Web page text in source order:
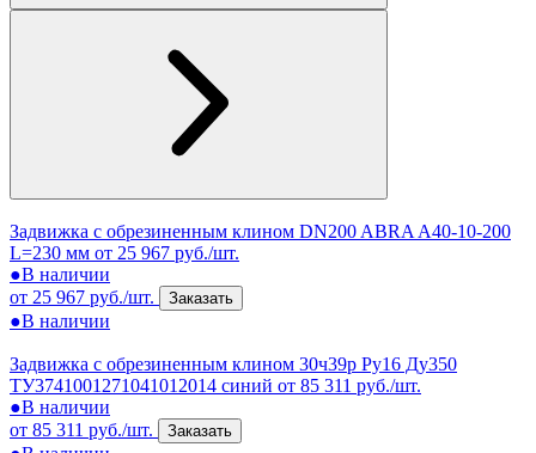
Задвижка с обрезиненным клином DN200 ABRA A40-10-200
L=230 мм от 25 967 руб./шт.
●В наличии
от 25 967 руб./шт.
Заказать
●В наличии
Задвижка с обрезиненным клином 30ч39р Ру16 Ду350
ТУ3741001271041012014 синий от 85 311 руб./шт.
●В наличии
от 85 311 руб./шт.
Заказать